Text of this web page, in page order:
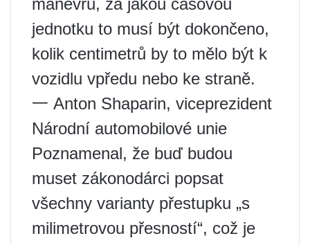
manévrů, za jakou časovou
jednotku to musí být dokončeno,
kolik centimetrů by to mělo být k
vozidlu vpředu nebo ke straně.
一 Anton Shaparin, viceprezident
Národní automobilové unie
Poznamenal, že buď budou
muset zákonodárci popsat
všechny varianty přestupku „s
milimetrovou přesností“, což je